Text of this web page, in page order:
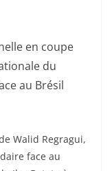
en coupe
du
au Brésil
Walid Regragui,
face au